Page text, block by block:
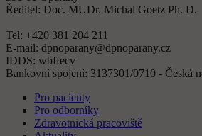
Ředitel: Doc. MUDr. Michal Goetz Ph. D.
Tel: +420 381 204 211
E-mail: dpnoparany@dpnoparany.cz
IDDS: wbffecv
Bankovní spojení: 3137301/0710 - Česká
Pro pacienty
Pro odborníky
Zdravotnická pracoviště